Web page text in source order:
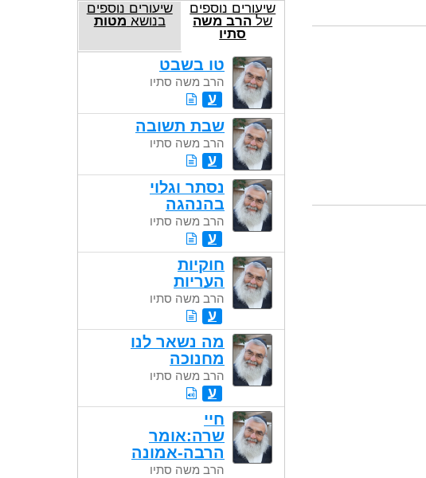
שיעורים נוספים
של הרב משה
סתיו
שיעורים נוספים
בנושא מטות
טו בשבט
הרב משה סתיו
ע
שבת תשובה
הרב משה סתיו
ע
נסתר וגלוי
בהנהגה
הרב משה סתיו
ע
חוקיות
העריות
הרב משה סתיו
ע
מה נשאר לנו
מחנוכה
הרב משה סתיו
ע
חיי
שרה:אומר
הרבה-אמונה
הרב משה סתיו